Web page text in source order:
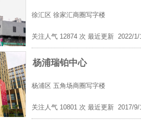
徐汇区 徐家汇商圈写字楼
关注人气 12874 次 最近更新 2022/
杨浦瑞铂中心
杨浦区 五角场商圈写字楼
关注人气 10801 次 最近更新 2017/